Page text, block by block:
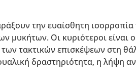
την ευαίσθητη
Οι κυριότεροι είναι
τακτικών επισκέψεων στη
δραστηριότητα, η λήψη